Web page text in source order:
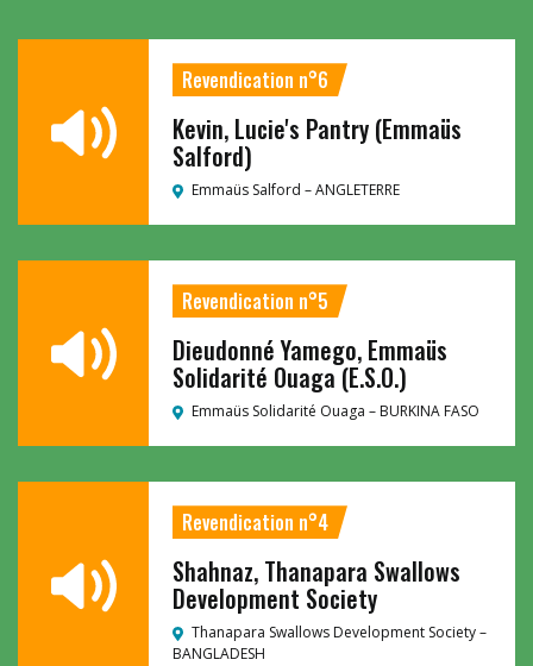
Revendication n°6
Kevin, Lucie's Pantry (Emmaüs
Salford)
Emmaüs Salford –ANGLETERRE
Revendication n°5
Dieudonné Yamego, Emmaüs
Solidarité Ouaga (E.S.O.)
Emmaüs Solidarité Ouaga – BURKINA FASO
Revendication n°4
Shahnaz, Thanapara Swallows
Development Society
Thanapara Swallows Development Society –
BANGLADESH